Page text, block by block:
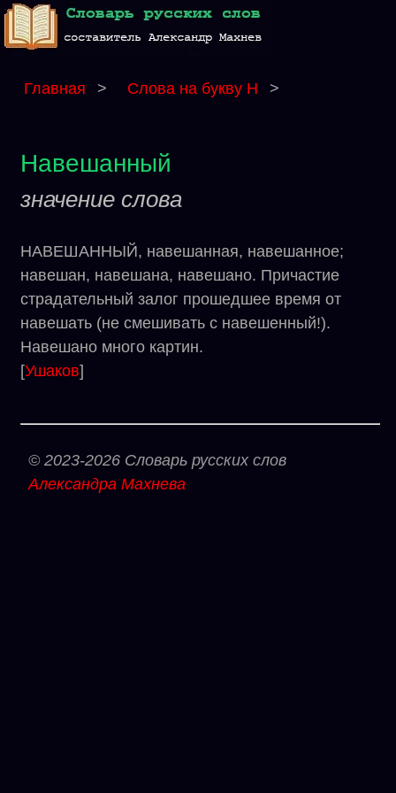
Главная > Слова на букву Н >
Навешанный
значение слова
НАВЕШАННЫЙ, навешанная, навешанное;
навешан, навешана, навешано. Причастие
страдательный залог прошедшее время от
навешать (не смешивать с навешенный!).
Навешано много картин.
[Ушаков]
© 2023-2026 Словарь русских слов
Александра Махнева